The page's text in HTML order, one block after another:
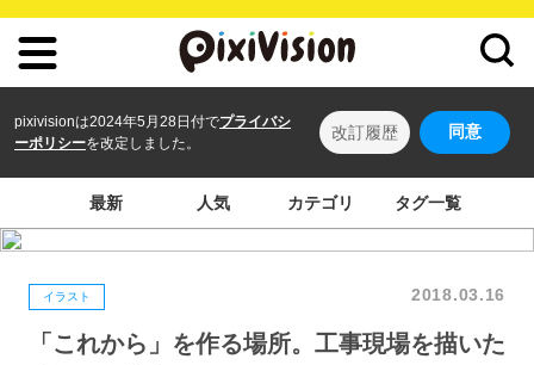
pixivisionは2024年5月28日付でプライバシ
ーポリシーを改定しました。
改訂履歴 同意
最新 人気 カテゴリ タグ一覧
イラスト 2018.03.16
「これから」を作る場所。工事現場を描いた